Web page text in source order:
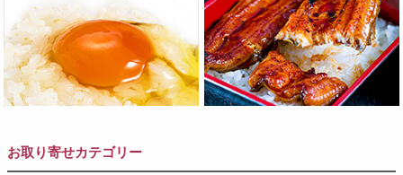
お取り寄せカテゴリー